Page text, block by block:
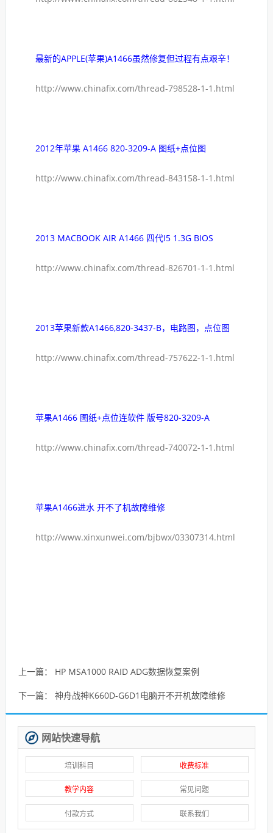
最新的APPLE(苹果)A1466虽然修复但过程有点艰辛！
http://www.chinafix.com/thread-798528-1-1.html
2012年苹果 A1466 820-3209-A 图纸+点位图
http://www.chinafix.com/thread-843158-1-1.html
2013 MACBOOK AIR A1466 四代I5 1.3G BIOS
http://www.chinafix.com/thread-826701-1-1.html
2013苹果新款A1466,820-3437-B，电路图，点位图
http://www.chinafix.com/thread-757622-1-1.html
苹果A1466 图纸+点位连软件 版号820-3209-A
http://www.chinafix.com/thread-740072-1-1.html
苹果A1466进水 开不了机故障维修
http://www.xinxunwei.com/bjbwx/03307314.html
上一篇： HP MSA1000 RAID ADG数据恢复案例
下一篇： 神舟战神K660D-G6D1电脑开不开机故障维修
网站快速导航
培训科目 收费标准
教学内容 常见问题
付款方式 联系我们